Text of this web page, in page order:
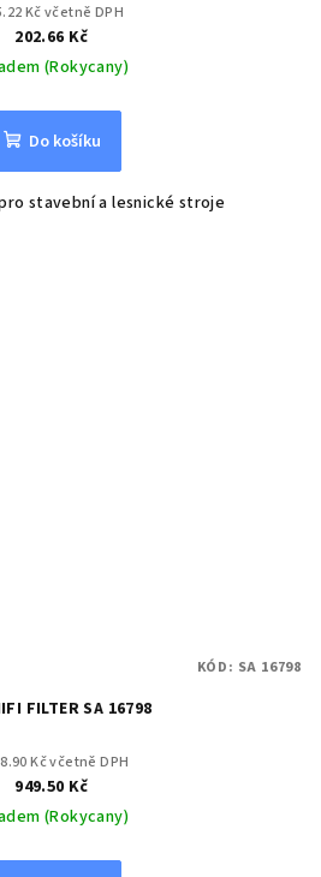
Kč včetně DPH
202.66 Kč
(Rokycany)
Do košíku
stavební a lesnické stroje
FILTER SA 16798
Kč včetně DPH
949.50 Kč
(Rokycany)
KÓD: SA 16798